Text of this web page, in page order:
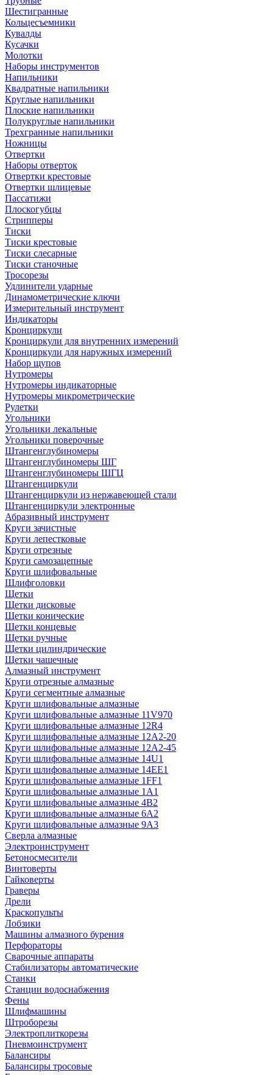
Шестигранные
Кольцесъемники
Кувалды
Кусачки
Молотки
Наборы инструментов
Напильники
Квадратные напильники
Круглые напильники
Плоские напильники
Полукруглые напильники
Трехгранные напильники
Ножницы
Отвертки
Наборы отверток
Отвертки крестовые
Отвертки шлицевые
Пассатижи
Плоскогубцы
Стрипперы
Тиски
Тиски крестовые
Тиски слесарные
Тиски станочные
Тросорезы
Удлинители ударные
Динамометрические ключи
Измерительный инструмент
Индикаторы
Кронциркули
Кронциркули для внутренних измерений
Кронциркули для наружных измерений
Набор щупов
Нутромеры
Нутромеры индикаторные
Нутромеры микрометрические
Рулетки
Угольники
Угольники лекальные
Угольники поверочные
Штангенглубиномеры
Штангенглубиномеры ШГ
Штангенглубиномеры ШГЦ
Штангенциркули
Штангенциркули из нержавеющей стали
Штангенциркули электронные
Абразивный инструмент
Круги зачистные
Круги лепестковые
Круги отрезные
Круги самозацепные
Круги шлифовальные
Шлифголовки
Щетки
Щетки дисковые
Щетки конические
Щетки концевые
Щетки ручные
Щетки цилиндрические
Щетки чашечные
Алмазный инструмент
Круги отрезные алмазные
Круги сегментные алмазные
Круги шлифовальные алмазные
Круги шлифовальные алмазные 11V970
Круги шлифовальные алмазные 12R4
Круги шлифовальные алмазные 12А2-20
Круги шлифовальные алмазные 12А2-45
Круги шлифовальные алмазные 14U1
Круги шлифовальные алмазные 14ЕЕ1
Круги шлифовальные алмазные 1FF1
Круги шлифовальные алмазные 1А1
Круги шлифовальные алмазные 4В2
Круги шлифовальные алмазные 6A2
Круги шлифовальные алмазные 9А3
Сверла алмазные
Электроинструмент
Бетоносмесители
Винтоверты
Гайковерты
Граверы
Дрели
Краскопульты
Лобзики
Машины алмазного бурения
Перфораторы
Сварочные аппараты
Стабилизаторы автоматические
Станки
Станции водоснабжения
Фены
Шлифмашины
Штроборезы
Электроплиткорезы
Пневмоинструмент
Балансиры
Балансиры тросовые